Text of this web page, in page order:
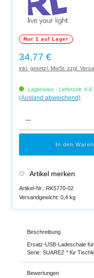
Nur 1 auf Lager
Regulärer Preis:
34,77 €
inkl. gesetzl. MwSt. zzgl.
Lagerware - Lieferzeit: 4-6
(Ausland abweichend)
In den
Artikel merken
Artikel-Nr.: RK5770-02
Versandgewicht: 0,4 kg
Beschreibung
Ersatz-USB-Ladeschale
Serie: SUAREZ * für
Bewertungen